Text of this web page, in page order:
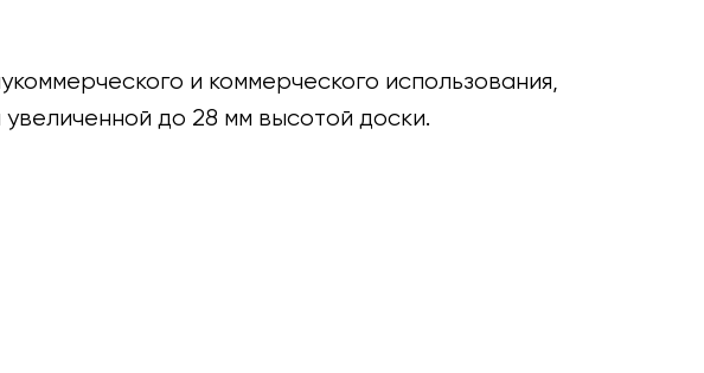
и коммерческого использования,
до 28 мм высотой доски.